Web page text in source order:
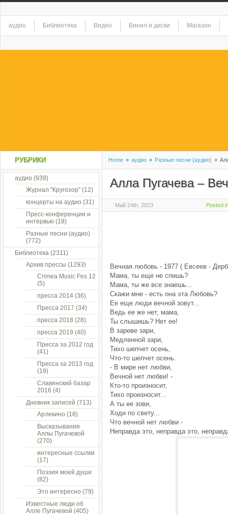
аудио Библиотека Видео Винил и диски Магазин
Home » аудио » Разные песни (аудио) »
Алла Пугачева –
Май 24th, 2023 Posted
Вечная любовь - 1977 ( Евсеев -
Мама, ты еще не спишь?
Мама, ты же все знаешь...
Скажи мне - есть она эта Любовь?
Ее еще люди вечной зовут...
Ведь ее же нет, мама,
Ты слышишь? Нет ее!
В зареве зари,
Медленной зари,
Тихо шепчет осень,
Что-то шепчет осень.
- В мире нет любви,
Вечной нет любви! -
Кто-то произносит,
Тихо произносит...
А ты ее зови,
Ходи по свету...
Что вечной нет любви -
Неправда это, неправда это,
РУБРИКИ
аудио (939)
Журнал "Кругозор" (12)
концерты на аудио (31)
Пресс-конференции и
интервью (18)
Разные песни (аудио)
(772)
Библиотека (2311)
Архив прессы (1293)
Crimea Music Fes 12
(5)
пресса 2014 (36)
Пресса 2017 (34)
пресса 2018 (28)
пресса 2019 (40)
Пресса за 2012 год
(41)
Пресса за 2013 год
(19)
Славянский базар
2016 (4)
Дневник записей (713)
Арлекино (18)
Высказывания
Аллы Пугачевой
(270)
интересные ссылки
(17)
Поэзия моей души
(82)
Это интересно (79)
Известные люди об
Алле Пугачевой (405)